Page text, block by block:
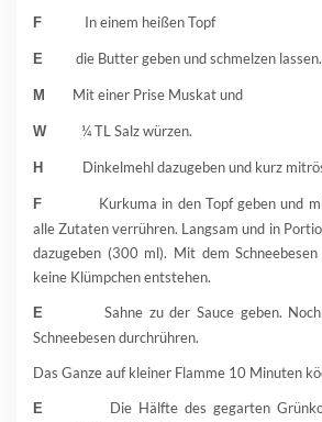
F In einem heißen Topf
E die Butter geben und schmelzen lassen.
M Mit einer Prise Muskat und
W ¼ TL Salz würzen.
H Dinkelmehl dazugeben und kurz
F Kurkuma in den Topf geben und
alle Zutaten verrühren. Langsam und in
dazugeben (300 ml). Mit dem
keine Klümpchen entstehen.
E Sahne zu der Sauce geben.
Schneebesen durchrühren.
Das Ganze auf kleiner Flamme 10 Minuten
E Die Hälfte des gegarten